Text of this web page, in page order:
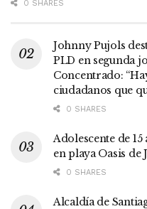
0 SHARES
Johnny Pujols
PLD en segunda
Concentrado:
ciudadanos que
0 SHARES
Adolescente de
en playa Oasis de
0 SHARES
Alcaldía de